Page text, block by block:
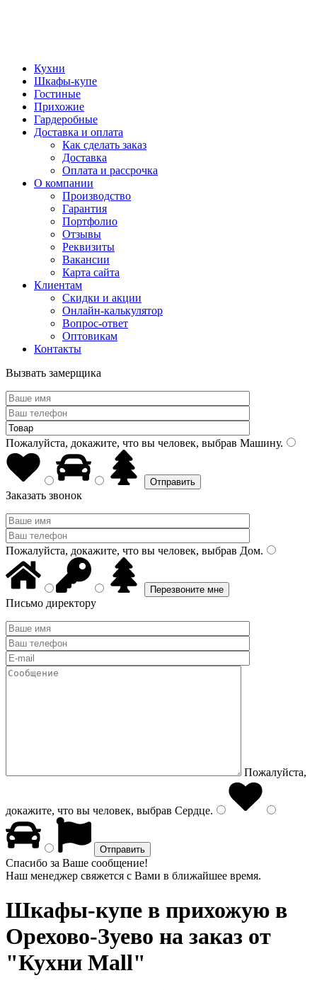
Кухни
Шкафы-купе
Гостиные
Прихожие
Гардеробные
Доставка и оплата
Как сделать заказ
Доставка
Оплата и рассрочка
О компании
Производство
Гарантия
Портфолио
Отзывы
Реквизиты
Вакансии
Карта сайта
Клиентам
Скидки и акции
Онлайн-калькулятор
Вопрос-ответ
Оптовикам
Контакты
Вызвать замерщика
Пожалуйста, докажите, что вы человек, выбрав Машину.
Заказать звонок
Пожалуйста, докажите, что вы человек, выбрав Дом.
Письмо директору
Пожалуйста,
докажите, что вы человек, выбрав Сердце.
Спасибо за Ваше сообщение!
Наш менеджер свяжется с Вами в ближайшее время.
Шкафы-купе в прихожую в
Орехово-Зуево на заказ от
"Кухни Mall"